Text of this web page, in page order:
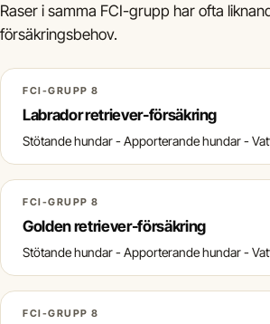
Raser i samma FCI-grupp har ofta
försäkringsbehov.
FCI-GRUPP 8
Labrador retriever-försäkring
Stötande hundar - Apporterande hundar -
FCI-GRUPP 8
Golden retriever-försäkring
Stötande hundar - Apporterande hundar -
FCI-GRUPP 8